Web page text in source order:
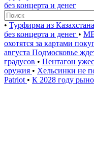
без концерта и денег
• Турфирма из
без концерта и денег •
охотятся за картами
августа Подмосковье
градусов • Пентагон
оружия • Хельсинки не
Patriot • К 2028 году